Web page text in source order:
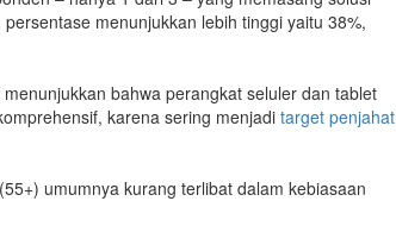
menunjukkan lebih tinggi yaitu 38%,
bahwa perangkat seluler dan tablet
karena sering menjadi target penjahat
umumnya kurang terlibat dalam kebiasaan